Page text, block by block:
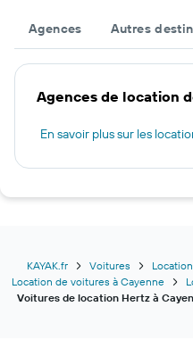
Agences Autres
Agences de location
En savoir plus sur les
KAYAK.fr Voitures
Location de voitures à Cayenne
Voitures de location Hertz à